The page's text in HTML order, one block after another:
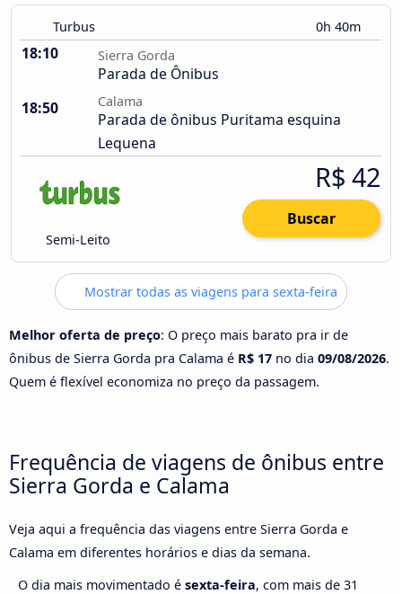
Turbus 0h 40m
18:10 Sierra Gorda
Parada de Ônibus
18:50
Calama
Parada de ônibus Puritama esquina
Lequena
Semi-Leito
R$ 42
Buscar
Mostrar todas as viagens para sexta-feira
Melhor oferta de preço: O preço mais barato pra ir de
ônibus de Sierra Gorda pra Calama é R$ 17 no dia 09/08/2026.
Quem é flexível economiza no preço da passagem.
Frequência de viagens de ônibus entre
Sierra Gorda e Calama
Veja aqui a frequência das viagens entre Sierra Gorda e
Calama em diferentes horários e dias da semana.
O dia mais movimentado é sexta-feira, com mais de 31